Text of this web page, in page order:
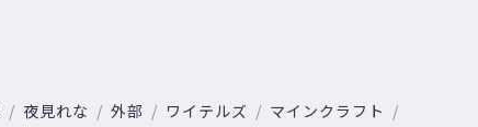
夜見れな 外部 ワイテルズ マインクラフト